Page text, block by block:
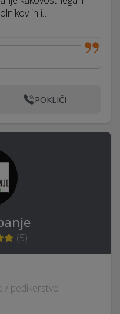
in i…
POKLIČI
(5)
/ pedikerstvo ·